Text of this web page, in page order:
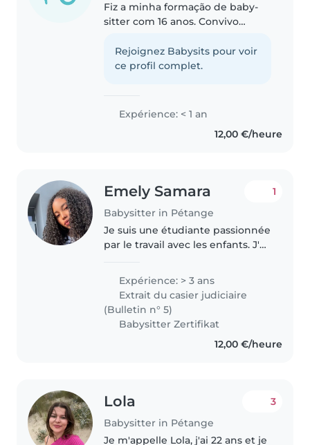
Fiz a minha formação de baby-
sitter com 16 anos. Convivo
estágio em creche, gosto
bastante de brincar com eles e
Rejoignez Babysits pour voir
ce profil complet.
Expérience: < 1 an
12,00 €/heure
Emely Samara
Babysitter in Pétange
1
Je suis une étudiante passionnée
par le travail avec les enfants. J'ai
de bébés, de tout-petits,
d'enfants d'âge préscolaire et
d'enfants d'âge scolaire...
Expérience: > 3 ans
Extrait du casier judiciaire
(Bulletin n° 5)
Babysitter Zertifikat
12,00 €/heure
Lola
Babysitter in Pétange
3
Je m'appelle Lola, j'ai 22 ans et je